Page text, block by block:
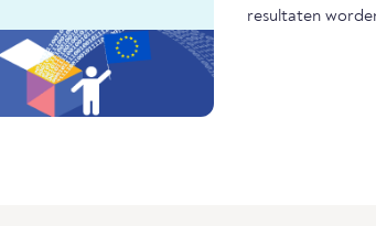
resultaten